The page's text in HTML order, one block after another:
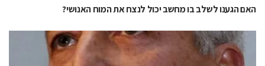
האם הגענו לשלב בו מחשב יכול לנצח את המוח האנושי?